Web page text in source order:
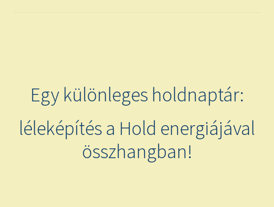
TAROT ELEMZÉS MEGRENDELÉSE LIMITÁLT!
Egy különleges holdnaptár:
léleképítés a Hold energiájával
összhangban!